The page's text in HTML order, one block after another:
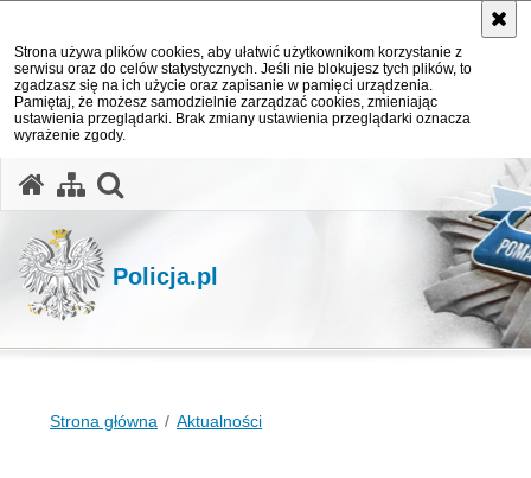
Strona używa plików cookies, aby ułatwić użytkownikom korzystanie z
serwisu oraz do celów statystycznych. Jeśli nie blokujesz tych plików, to
zgadzasz się na ich użycie oraz zapisanie w pamięci urządzenia.
Pamiętaj, że możesz samodzielnie zarządzać cookies, zmieniając
ustawienia przeglądarki. Brak zmiany ustawienia przeglądarki oznacza
wyrażenie zgody.
Policja.pl
Strona główna Aktualności